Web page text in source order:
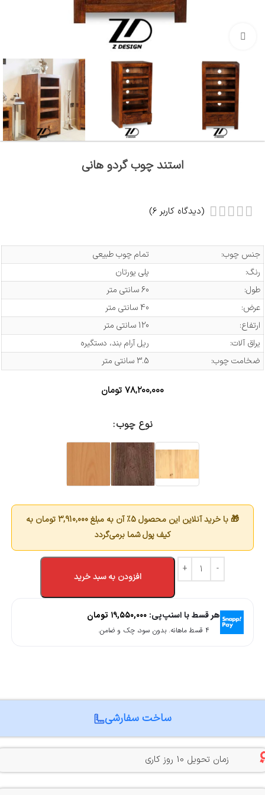
استند چوب گردو هانی
(دیدگاه کاربر 6
)
جنس چوب:
تمام چوب طبیعی
رنگ:
پلی یورتان
طول:
60 سانتی متر
عرض:
40 سانتی متر
ارتفاع:
120 سانتی متر
یراق آلات:
ریل آرام بند، دستگیره
ضخامت چوب:
3.5 سانتی متر
۷۸,۲۰۰,۰۰۰ تومان
نوع چوب
🎁 با خرید آنلاین این محصول 5٪ آن به مبلغ 3,910,000تومان به
کیف پول شما برمی‌گردد
افزودن به سبد خرید
هر قسط با اسنپ‌پی: ۱۹,۵۵۰,۰۰۰ تومان
۴ قسط ماهانه. بدون سود، چک و ضامن.
ساخت سفارشی
زمان تحویل 10 روز کاری